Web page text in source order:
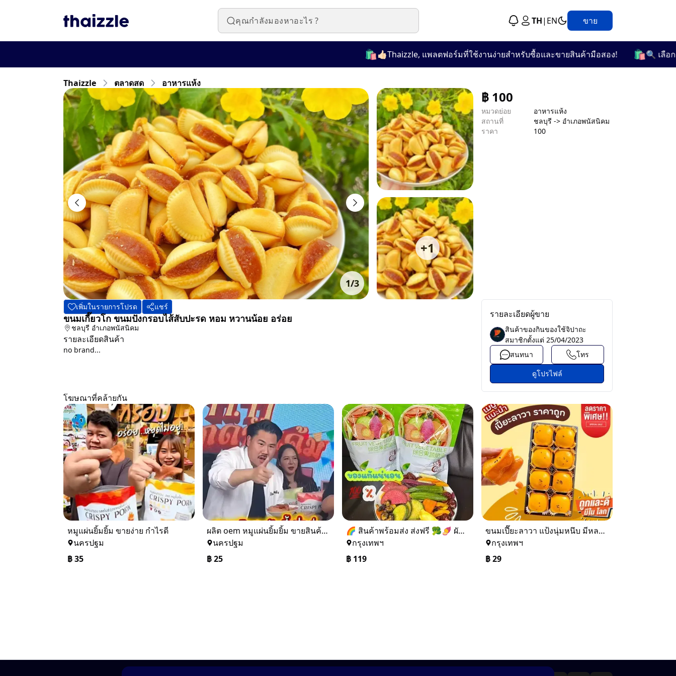
TH| EN ขาย
👍🏻Thaizzle, แพลตฟอร์มที่ใช้งานง่ายสำหรับซื้อและขายสินค้ามือสอง! 🛍️ 🔍 เลือกชมจ
Thaizzle ตลาดสด อาหารแห้ง
1/3
+1
฿ 100
หมวดย่อย
อาหารแห้ง
สถานที่
ชลบุรี -> อำเภอพนัสนิคม
ราคา
100
เพิ่มในรายการโปรด แชร์
ขนมเกี๊ยวโก ขนมปังกรอบไส้สับปะรด หอม หวานน้อย อร่อย
ชลบุรี อำเภอพนัสนิคม
รายละเอียดสินค้า
no brand...
รายละเอียดผู้ขาย
สินค้าของกินของใช้จิปาถะ
สมาชิกตั้งแต่ 25/04/2023
สนทนา
โทร
ดูโปรไฟล์
โฆษณาที่คล้ายกัน
หมูแผ่นยิ้มยิ้ม ขายง่าย กำไรดี
นครปฐม
฿35
ผลิต oem หมูแผ่นยิ้มยิ้ม ขายสินค้าในแบลนด์คุณ
นครปฐม
฿25
🌈 สินค้าพร้อมส่ง ส่งฟรี 🥦🍠 ผักผลไม้อบกรอบ ผักอบยอดฮิต เพื่อสุขภาพ 1 ถุง น้ำหนัก 250 กรัม ไม่ปรุงรส ได้ความรุ้สึกกรอบเหมือนขนม ไม่ใช่ผัก
กรุงเทพฯ
฿ 119
ขนมเปี๊ยะลาวา แป้งนุ่มหนึบ มีหลายขนาดและแบบคละไส้ให้เลือกอ่านก่อนสั่ง
กรุงเทพฯ
฿29